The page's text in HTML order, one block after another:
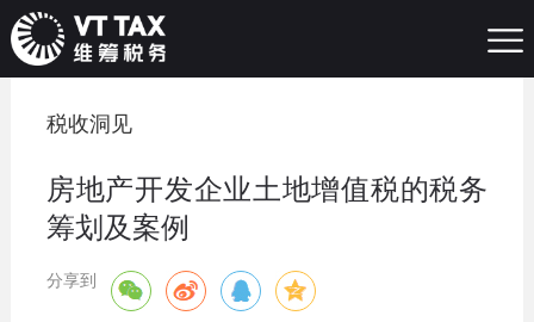
税收洞见
房地产开发企业土地增值税的税务
筹划及案例
分享到